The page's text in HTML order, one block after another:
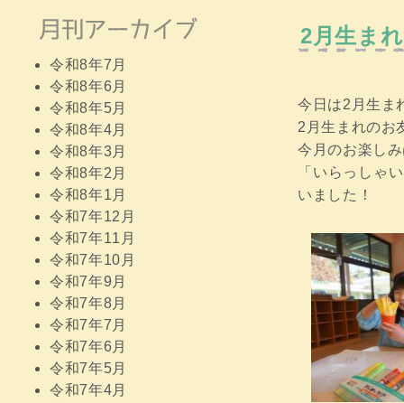
令和8年7月
令和8年6月
令和8年5月
令和8年4月
令和8年3月
令和8年2月
令和8年1月
令和7年12月
令和7年11月
令和7年10月
令和7年9月
令和7年8月
令和7年7月
令和7年6月
令和7年5月
令和7年4月
2月生ま
今日は2月生ま
2月生まれのお
今月のお楽し
「いらっしゃ
いました！